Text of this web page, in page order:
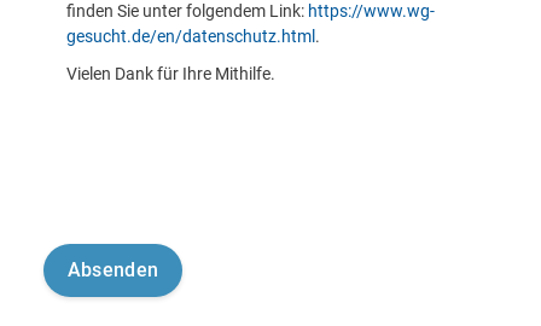
finden Sie unter folgendem Link: https://www.wg-
gesucht.de/en/datenschutz.html .
Vielen Dank für Ihre Mithilfe.